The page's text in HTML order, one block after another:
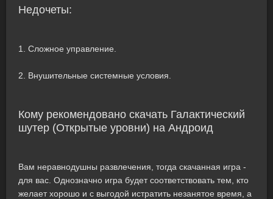
Недочеты:
1. Сложное управление.
2. Внушительные системные условия.
Кому рекомендовано скачать Галактический
шутер (Открытые уровни) на Андроид
Вам неравнодушны развлечения, тогда скачанная игра -
для вас. Однозначно игра будет соответствовать тем, кто
желает хорошо и с выгодой истратить незанятое время, а